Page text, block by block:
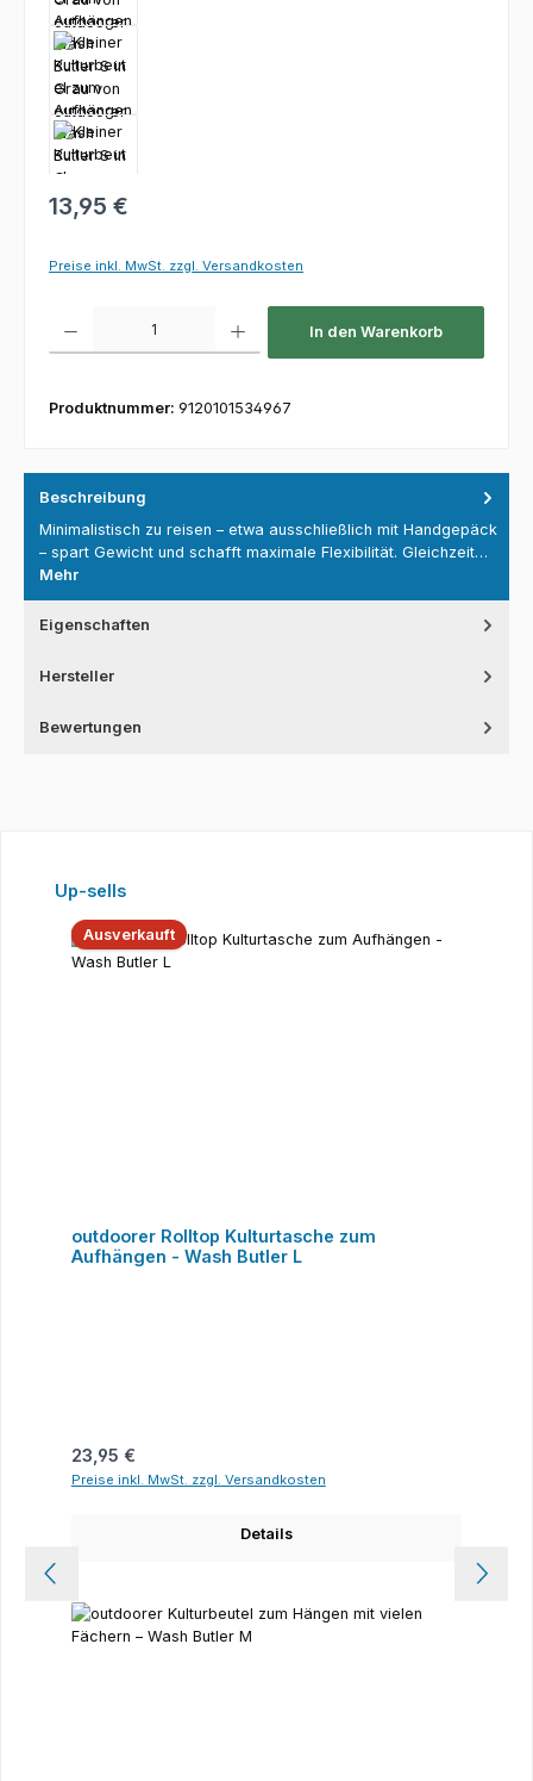
Regulärer Preis:
13,95 €
Preise inkl. MwSt. zzgl. Versandkosten
In den Warenkorb
Produktnummer: 9120101534967
Beschreibung
Minimalistisch zu reisen – etwa ausschließlich mit Handgepäck
– spart Gewicht und schafft maximale Flexibilität. Gleichzeit…
Mehr
Eigenschaften
Hersteller
Bewertungen
Produktgalerie überspringen
Up-sells
Ausverkauft
outdoorer Rolltop Kulturtasche zum
Aufhängen - Wash Butler L
Regulärer Preis:
23,95 €
Preise inkl. MwSt. zzgl. Versandkosten
Details